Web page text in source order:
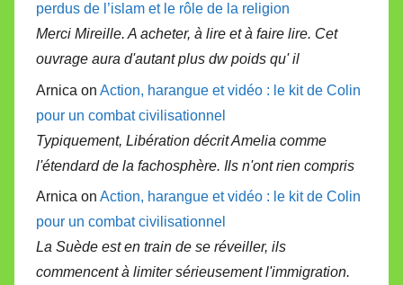
perdus de l’islam et le rôle de la religion
Merci Mireille. A acheter, à lire et à faire lire. Cet
ouvrage aura d'autant plus dw poids qu' il
Arnica on Action, harangue et vidéo : le kit de Colin
pour un combat civilisationnel
Typiquement, Libération décrit Amelia comme
l'étendard de la fachosphère. Ils n'ont rien compris
Arnica on Action, harangue et vidéo : le kit de Colin
pour un combat civilisationnel
La Suède est en train de se réveiller, ils
commencent à limiter sérieusement l'immigration.